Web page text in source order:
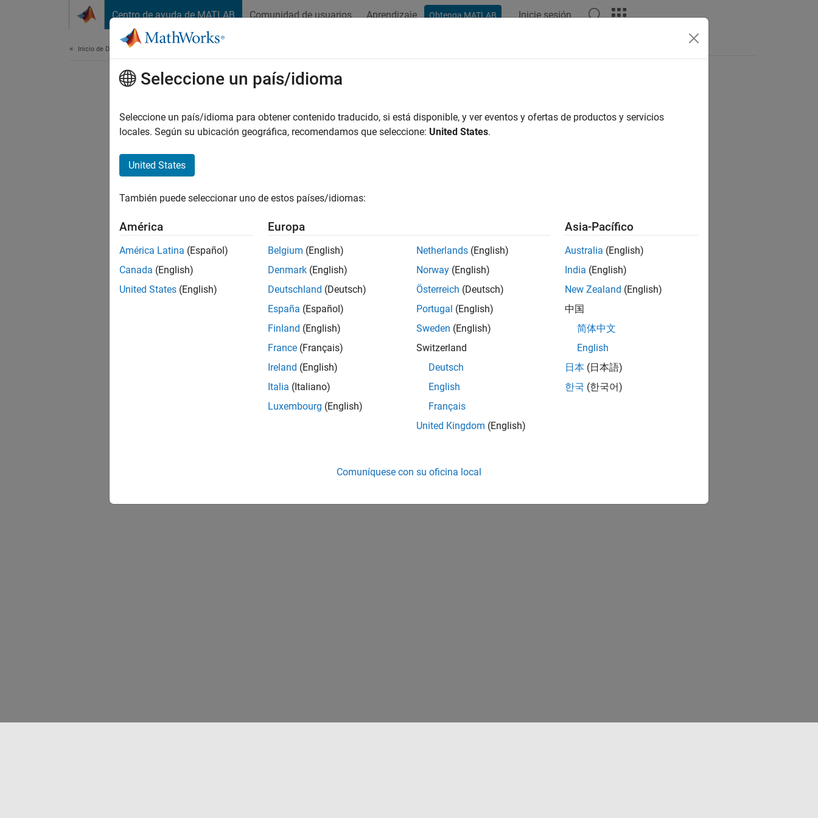
Centro de ayuda de MATLAB Comunidad de usuarios Aprendizaje Obtenga MATLAB Inicie sesión
Inicio de Documentación
How useful was this information?
Seleccione un país/idioma
Seleccione un país/idioma para obtener contenido traducido, si está disponible, y ver eventos y ofertas de productos y servicios
locales. Según su ubicación geográfica, recomendamos que seleccione: United States.
United States
También puede seleccionar uno de estos países/idiomas:
América
América Latina (Español)
Canada (English)
United States (English)
Europa
Belgium (English)
Denmark (English)
Deutschland (Deutsch)
España (Español)
Finland (English)
France (Français)
Ireland (English)
Italia (Italiano)
Luxembourg (English)
Netherlands (English)
Norway (English)
Österreich (Deutsch)
Portugal (English)
Sweden (English)
Switzerland
Deutsch
English
Français
United Kingdom (English)
Asia-Pacífico
Australia (English)
India (English)
New Zealand (English)
中国
简体中文
English
日本 (日本語)
한국 (한국어)
Comuníquese con su oficina local